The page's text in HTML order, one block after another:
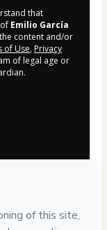
that
Emilio García
content and/or
of Use, Privacy
of legal age or